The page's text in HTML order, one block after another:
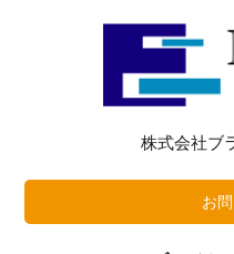
株式会社ブ
お